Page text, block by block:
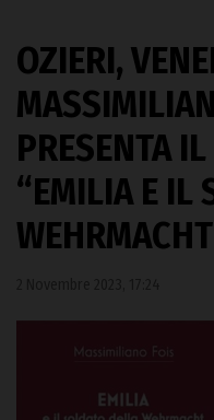
OZIERI,
PRESENTA
“EMILIA E IL